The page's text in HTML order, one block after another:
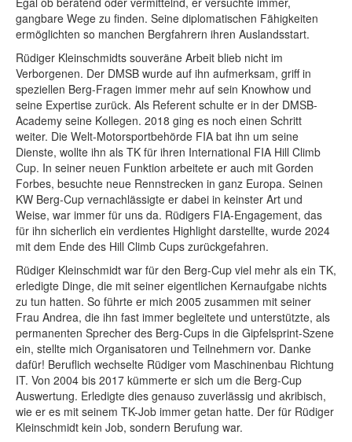
gangbare Wege zu finden. Seine diplomatischen Fähigkeiten
ermöglichten so manchen Bergfahrern ihren Auslandsstart.
Rüdiger Kleinschmidts souveräne Arbeit blieb nicht im
Verborgenen. Der DMSB wurde auf ihn aufmerksam, griff in
speziellen Berg-Fragen immer mehr auf sein Knowhow und
seine Expertise zurück. Als Referent schulte er in der DMSB-
Academy seine Kollegen. 2018 ging es noch einen Schritt
weiter. Die Welt-Motorsportbehörde FIA bat ihn um seine
Dienste, wollte ihn als TK für ihren International FIA Hill Climb
Cup. In seiner neuen Funktion arbeitete er auch mit Gorden
Forbes, besuchte neue Rennstrecken in ganz Europa. Seinen
KW Berg-Cup vernachlässigte er dabei in keinster Art und
Weise, war immer für uns da. Rüdigers FIA-Engagement, das
für ihn sicherlich ein verdientes Highlight darstellte, wurde 2024
mit dem Ende des Hill Climb Cups zurückgefahren.
Rüdiger Kleinschmidt war für den Berg-Cup viel mehr als ein TK,
erledigte Dinge, die mit seiner eigentlichen Kernaufgabe nichts
zu tun hatten. So führte er mich 2005 zusammen mit seiner
Frau Andrea, die ihn fast immer begleitete und unterstützte, als
permanenten Sprecher des Berg-Cups in die Gipfelsprint-Szene
ein, stellte mich Organisatoren und Teilnehmern vor. Danke
dafür! Beruflich wechselte Rüdiger vom Maschinenbau Richtung
IT. Von 2004 bis 2017 kümmerte er sich um die Berg-Cup
Auswertung. Erledigte dies genauso zuverlässig und akribisch,
wie er es mit seinem TK-Job immer getan hatte. Der für Rüdiger
Kleinschmidt kein Job, sondern Berufung war.